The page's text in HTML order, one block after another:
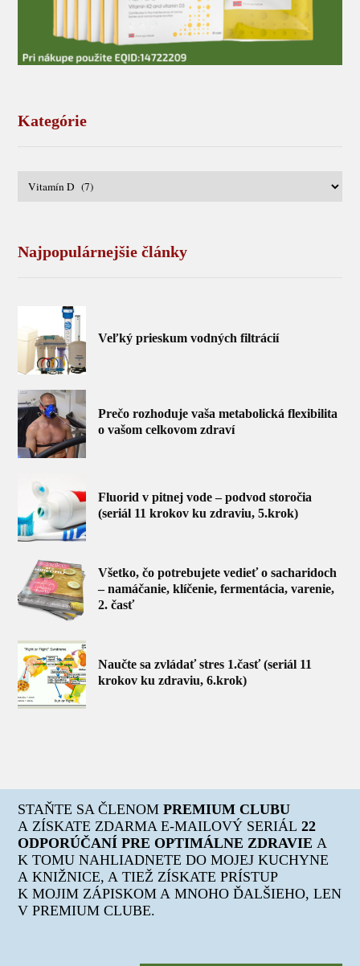
Kategórie
Najpopulárnejšie články
Veľký prieskum vodných filtrácií
Prečo rozhoduje vaša metabolická flexibilita
o vašom celkovom zdraví
Fluorid v pitnej vode – podvod storočia
(seriál 11 krokov ku zdraviu, 5.krok)
Všetko, čo potrebujete vedieť o sacharidoch
– namáčanie, klíčenie, fermentácia, varenie,
2. časť
Naučte sa zvládať stres 1.časť (seriál 11
krokov ku zdraviu, 6.krok)
STAŇTE SA ČLENOMPREMIUM CLUBU
A ZÍSKATE ZDARMA E-MAILOVÝ SERIÁL22
ODPORÚČANÍ PRE OPTIMÁLNE ZDRAVIE A
K TOMU NAHLIADNETE DO MOJEJ KUCHYNE
A KNIŽNICE, A TIEŽ ZÍSKATE PRÍSTUP
K MOJIM ZÁPISKOM A MNOHO ĎALŠIEHO, LEN
V PREMIUM CLUBE.